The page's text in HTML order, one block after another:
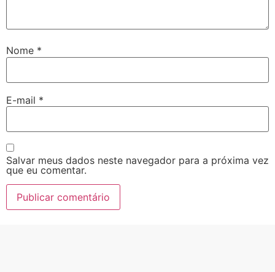
Nome *
E-mail *
Salvar meus dados neste navegador para a próxima vez
que eu comentar.